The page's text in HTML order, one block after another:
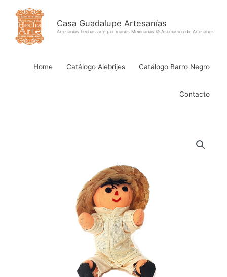
contenido
Casa Guadalupe Artesanías
Artesanías hechas arte por manos Mexicanas © Asociación de Artesanos
Home Catálogo Alebrijes Catálogo Barro Negro
Contacto